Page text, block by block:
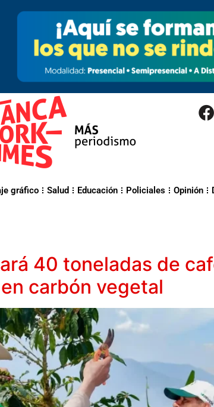
gráfico Salud Educación Policiales Opinión
40 toneladas de
carbón vegetal